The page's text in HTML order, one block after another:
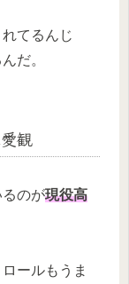
てるんじ
だ。
観
のが現役高
ールもうま